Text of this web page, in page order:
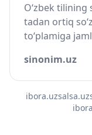
O‘zbek tilining
tadan ortiq
to‘plamiga
sinonim.uz
ibora.uzsalsa.uz